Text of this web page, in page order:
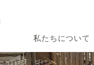
私たちについて